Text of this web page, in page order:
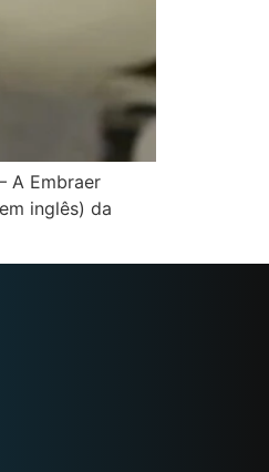
A Embraer
inglês) da